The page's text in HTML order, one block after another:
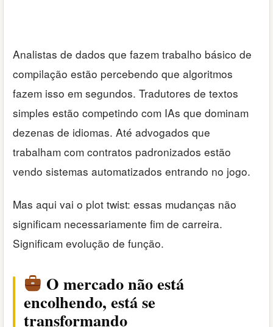
Analistas de dados que fazem trabalho básico de
compilação estão percebendo que algoritmos
fazem isso em segundos. Tradutores de textos
simples estão competindo com IAs que dominam
dezenas de idiomas. Até advogados que
trabalham com contratos padronizados estão
vendo sistemas automatizados entrando no jogo.
Mas aqui vai o plot twist: essas mudanças não
significam necessariamente fim de carreira.
Significam evolução de função.
O mercado não está
encolhendo, está se
transformando